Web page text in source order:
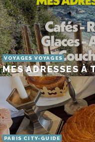
VOYAGES VOYAGES
MES ADRESSES
PARIS CITY-GUIDE